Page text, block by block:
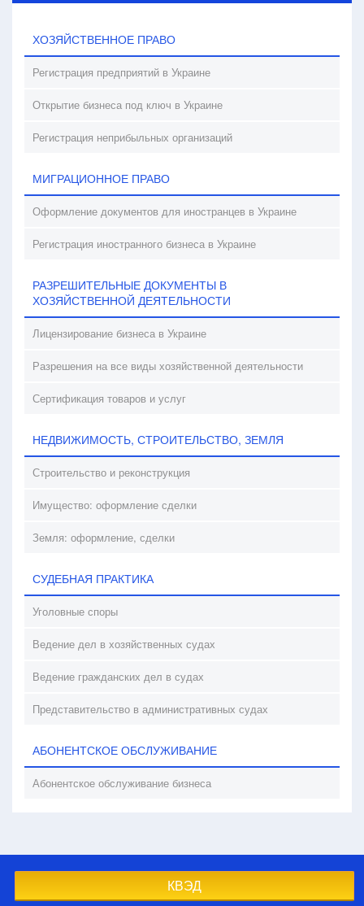
ХОЗЯЙСТВЕННОЕ ПРАВО
Регистрация предприятий в Украине
Открытие бизнеса под ключ в Украине
Регистрация неприбыльных организаций
МИГРАЦИОННОЕ ПРАВО
Оформление документов для иностранцев в Украине
Регистрация иностранного бизнеса в Украине
РАЗРЕШИТЕЛЬНЫЕ ДОКУМЕНТЫ В
ХОЗЯЙСТВЕННОЙ ДЕЯТЕЛЬНОСТИ
Лицензирование бизнеса в Украине
Разрешения на все виды хозяйственной деятельности
Сертификация товаров и услуг
НЕДВИЖИМОСТЬ, СТРОИТЕЛЬСТВО, ЗЕМЛЯ
Строительство и реконструкция
Имущество: оформление сделки
Земля: оформление, сделки
СУДЕБНАЯ ПРАКТИКА
Уголовные споры
Ведение дел в хозяйственных судах
Ведение гражданских дел в судах
Представительство в административных судах
АБОНЕНТСКОЕ ОБСЛУЖИВАНИЕ
Абонентское обслуживание бизнеса
КВЭД